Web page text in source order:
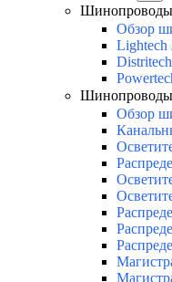
Обзор
Lightech
Обзор